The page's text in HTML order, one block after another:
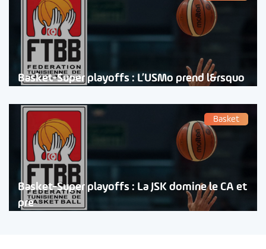
Basket-Super playoffs : L’USMo prend l&rsquo
Basket
Basket-Super playoffs : La JSK domine le CA et
pre